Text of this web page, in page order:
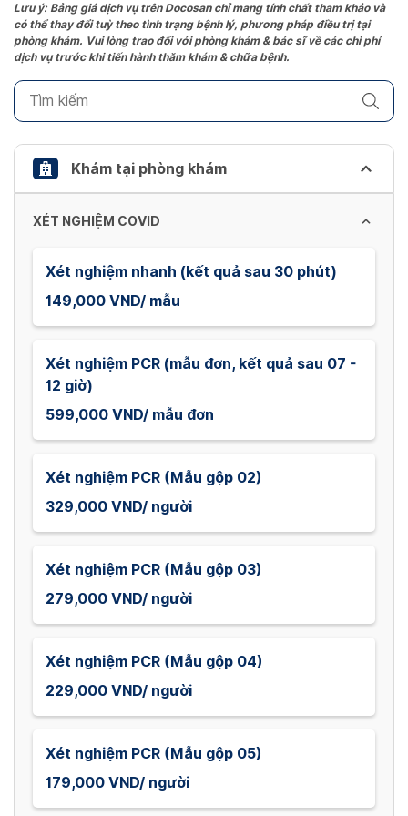
the
question
mark
to
keyboard
shortcuts
changing
Lưu ý: Bảng giá dịch vụ trên Docosan chỉ mang tính chất tham khảo và
có thể thay đổi tuỳ theo tình trạng bệnh lý, phương pháp điều trị tại
phòng khám. Vui lòng trao đổi với phòng khám & bác sĩ về các chi phí
dịch vụ trước khi tiến hành thăm khám & chữa bệnh.
Khám tại phòng khám
XÉT NGHIỆM COVID
Xét nghiệm nhanh (kết quả sau 30 phút)
149,000 VND/ mẫu
Xét nghiệm PCR (mẫu đơn, kết quả sau 07 -
12 giờ)
599,000 VND/ mẫu đơn
Xét nghiệm PCR (Mẫu gộp 02)
329,000 VND/ người
Xét nghiệm PCR (Mẫu gộp 03)
279,000 VND/ người
Xét nghiệm PCR (Mẫu gộp 04)
229,000 VND/ người
Xét nghiệm PCR (Mẫu gộp 05)
179,000 VND/ người